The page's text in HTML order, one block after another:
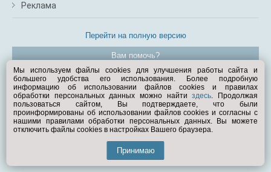
Реклама
Перейти на полную версию
Вам помочь?
© Exist.ru 1998—2026
Мы используем файлы cookies для улучшения работы сайта и
большего удобства его использования. Более подробную
информацию об использовании файлов cookies и правилах
обработки персональных данных можно найтиздесь. Продолжая
пользоваться сайтом, Вы подтверждаете, что были
проинформированы об использовании файлов cookies и согласны с
нашими правилами обработки персональных данных. Вы можете
отключить файлы cookies в настройках Вашего браузера.
Принимаю